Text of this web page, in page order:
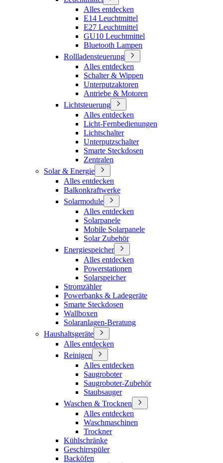
Alles entdecken
E14 Leuchtmittel
E27 Leuchtmittel
GU10 Leuchtmittel
Bluetooth Lampen
Rollladensteuerung
Alles entdecken
Schalter & Wippen
Unterputzaktoren
Antriebe & Motoren
Lichtsteuerung
Alles entdecken
Licht-Fernbedienungen
Lichtschalter
Unterputzschalter
Smarte Steckdosen
Zentralen
Solar & Energie
Alles entdecken
Balkonkraftwerke
Solarmodule
Alles entdecken
Solarpanele
Mobile Solarpanele
Solar Zubehör
Energiespeicher
Alles entdecken
Powerstationen
Solarspeicher
Stromzähler
Powerbanks & Ladegeräte
Smarte Steckdosen
Wallboxen
Solaranlagen-Beratung
Haushaltsgeräte
Alles entdecken
Reinigen
Alles entdecken
Saugroboter
Saugroboter-Zubehör
Staubsauger
Waschen & Trocknen
Alles entdecken
Waschmaschinen
Trockner
Kühlschränke
Geschirrspüler
Backöfen